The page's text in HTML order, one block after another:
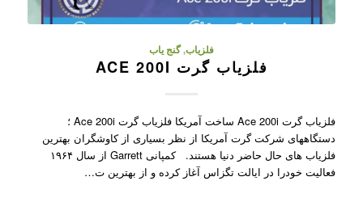
فلزیاب,گنج یاب
فلزیاب گرت ACE 200I
فلزیاب گرت Ace 200i ساخت آمریکا فلزیاب گرت Ace 200i ؛
دستگاههای شرکت گرت آمریکا از نظر بسیاری از کاوشگران بهترین
فلزیاب های حال حاضر دنیا هستند. کمپانی Garrett از سال ۱۹۶۴
فعالیت خودرا در ایالت تگزاس آغاز کرده و از بهترین ت…